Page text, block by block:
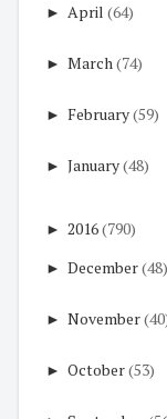
► April (64)
► March(74)
► February(59)
► January(48)
► 2016(790)
► December(48)
► November
► October(53)